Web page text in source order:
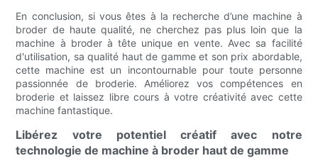
En conclusion, si vous êtes à la recherche d’une machine à
broder de haute qualité, ne cherchez pas plus loin que la
machine à broder à tête unique en vente. Avec sa facilité
d'utilisation, sa qualité haut de gamme et son prix abordable,
cette machine est un incontournable pour toute personne
passionnée de broderie. Améliorez vos compétences en
broderie et laissez libre cours à votre créativité avec cette
machine fantastique.
Libérez votre potentiel créatif avec notre
technologie de machine à broder haut de gamme